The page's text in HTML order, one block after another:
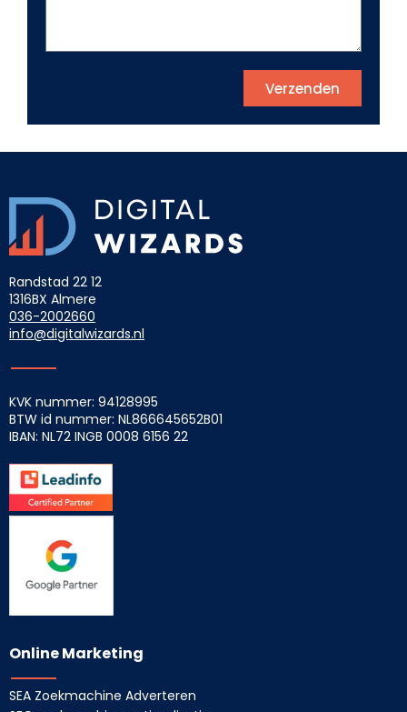
Verzenden
Randstad 22 12
1316BX Almere
036-2002660
info@digitalwizards.nl
KVK nummer: 94128995
BTW id nummer: NL866645652B01
IBAN: NL72 INGB 0008 6156 22
Online Marketing
SEA Zoekmachine Adverteren